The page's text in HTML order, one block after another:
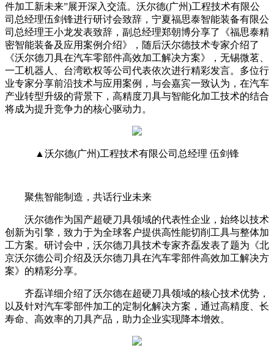
件加工新未来”展开深入交流。 沃尔德(广州)工程技术有限公
司总经理伍剑锋进行研讨会致辞，宁夏福思泰智能装备有限公
司总经理王小龙发表致辞，副总经理郑朝博分享了《福思泰精
密智能装备及应用案例介绍》，随后沃尔德技术专家介绍了
《沃尔德刀具在汽车零部件高效加工解决方案》，无锡微茗、
一工机器人、台湾欧权等公司代表依次进行精彩发言。 多位行
业专家分享前沿技术与应用案例，与会嘉宾一致认为，在汽车
产业转型升级的背景下，高精度刀具与智能化加工技术的结合
将成为提升竞争力的核心驱动力。
▲沃尔德(广州)工程技术有限公司总经理 伍剑锋
聚焦智能制造，共话行业未来
沃尔德作为国产超硬刀具领域的代表性企业，始终以技术
创新为引擎，致力于为全球客户提供高性能切削工具与整体加
工方案。研讨会中，沃尔德刀具技术专家齐磊发表了题为《北
京沃尔德公司介绍及沃尔德刀具在汽车零部件高效加工解决方
案》的精彩分享。
齐磊详细介绍了沃尔德在超硬刀具领域的核心技术优势，
以及针对汽车零部件加工的定制化解决方案，通过高精度、长
寿命、高效率的刀具产品，助力企业实现降本增效。